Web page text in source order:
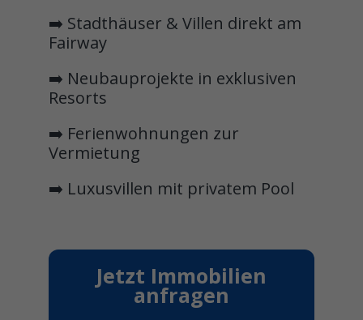
➡️ Stadthäuser & Villen direkt am
Fairway
➡️ Neubauprojekte in exklusiven
Resorts
➡️ Ferienwohnungen zur
Vermietung
➡️ Luxusvillen mit privatem Pool
Jetzt Immobilien
anfragen